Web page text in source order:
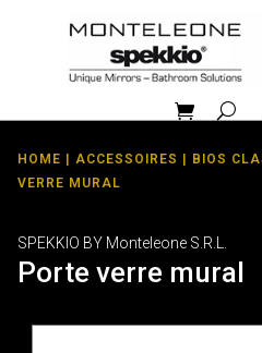

HOME | ACCESSOIRES | BIOS
VERRE MURAL
SPEKKIO BY Monteleone S.R.L.
Porte verre mural